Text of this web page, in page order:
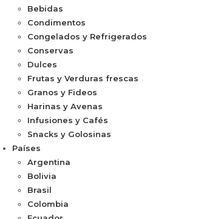
Bebidas
Condimentos
Congelados y Refrigerados
Conservas
Dulces
Frutas y Verduras frescas
Granos y Fideos
Harinas y Avenas
Infusiones y Cafés
Snacks y Golosinas
Países
Argentina
Bolivia
Brasil
Colombia